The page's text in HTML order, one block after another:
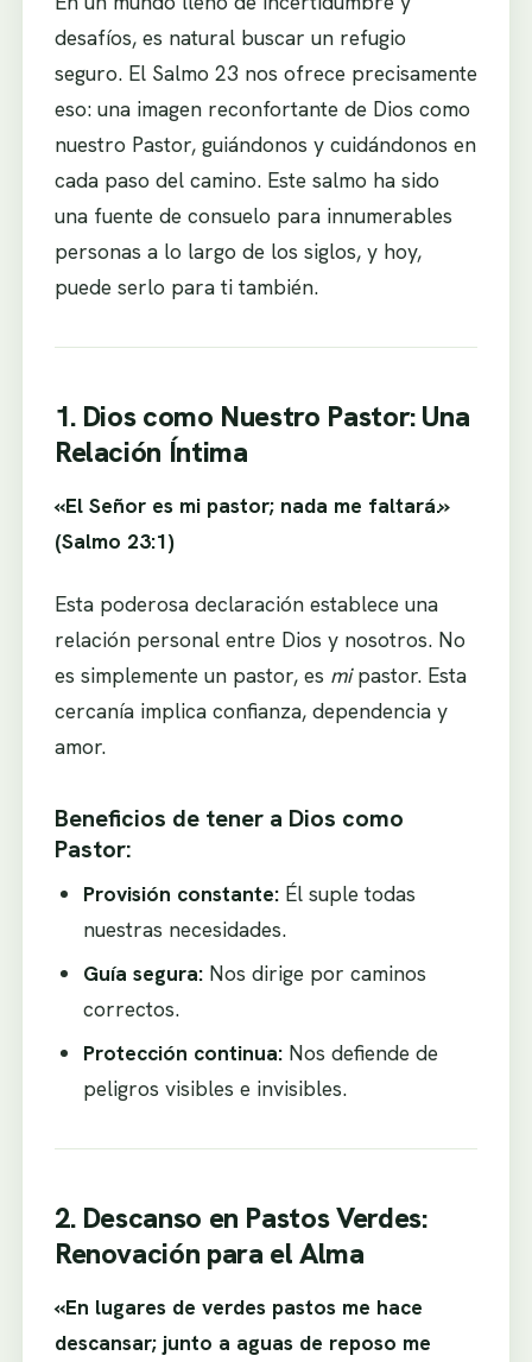
desafíos, es natural buscar un refugio
seguro. El Salmo 23 nos ofrece precisamente
eso: una imagen reconfortante de Dios como
nuestro Pastor, guiándonos y cuidándonos en
cada paso del camino. Este salmo ha sido
una fuente de consuelo para innumerables
personas a lo largo de los siglos, y hoy,
puede serlo para ti también.
1. Dios como Nuestro Pastor: Una
Relación Íntima
«El Señor es mi pastor; nada me faltará.»
(Salmo 23:1)
Esta poderosa declaración establece una
relación personal entre Dios y nosotros. No
es simplemente un pastor, es mipastor. Esta
cercanía implica confianza, dependencia y
amor.
Beneficios de tener a Dios como
Pastor:
Provisión constante: Él suple todas
nuestras necesidades.
Guía segura: Nos dirige por caminos
correctos.
Protección continua: Nos defiende de
peligros visibles e invisibles.
2. Descanso en Pastos Verdes:
Renovación para el Alma
«En lugares de verdes pastos me hace
descansar; junto a aguas de reposo me